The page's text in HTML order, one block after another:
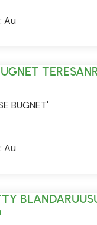
Au
BUGNET'
Au